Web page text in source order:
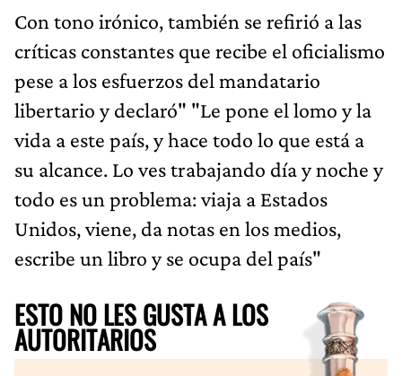
Con tono irónico, también se refirió a las
críticas constantes que recibe el oficialismo
pese a los esfuerzos del mandatario
libertario y declaró" "Le pone el lomo y la
vida a este país, y hace todo lo que está a
su alcance. Lo ves trabajando día y noche y
todo es un problema: viaja a Estados
Unidos, viene, da notas en los medios,
escribe un libro y se ocupa del país"
ESTO NO LES GUSTA A LOS
AUTORITARIOS